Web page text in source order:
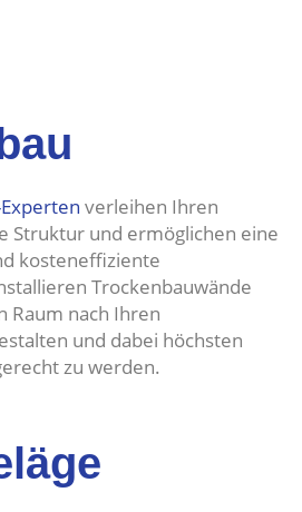
verleihen Ihren
Struktur und ermöglichen eine
kosteneffiziente
Trockenbauwände
Raum nach Ihren
und dabei höchsten
zu werden.